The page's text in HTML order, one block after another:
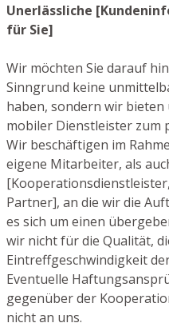
Unerlässliche
für Sie]
Wir möchten Sie darauf
Sinngrund keine
haben, sondern wir
mobiler Dienstleister zum
Wir beschäftigen im
eigene Mitarbeiter, als
Partner], an die wir die
es sich um einen
wir nicht für die Qualität,
Eintreffgeschwindigkeit
Eventuelle
gegenüber der
nicht an uns.